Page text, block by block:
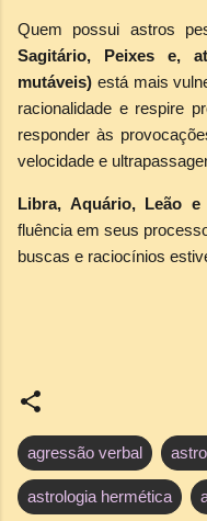
Quem possui astros
Sagitário, Peixes e,
mutáveis) está mais
racionalidade e respire
responder às
velocidade e
Libra, Aquário, Leão e
fluência em seus
buscas e raciocínios
agressão verbal
astrologia hermética